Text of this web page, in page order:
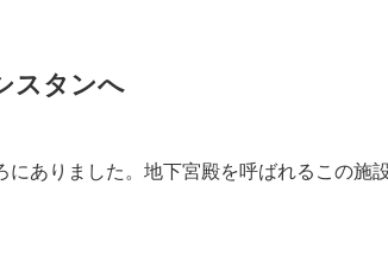
スタンへ
ありました。地下宮殿を呼ばれるこの施